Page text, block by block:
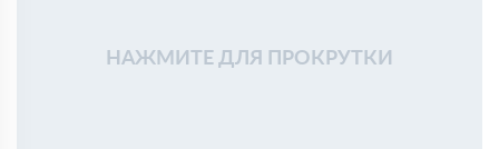
НАЖМИТЕ ДЛЯ ПРОКРУТКИ